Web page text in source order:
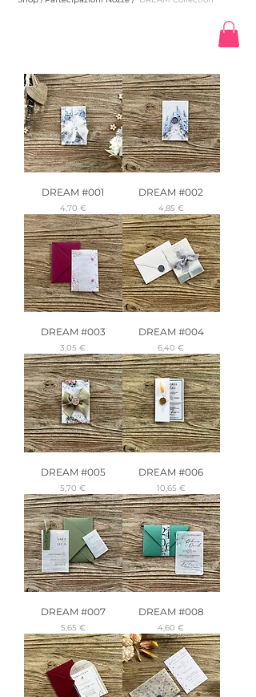
DREAM #001
Precio
4,70 €
DREAM #002
Precio
4,85 €
DREAM #003
Precio
3,05 €
DREAM #004
Precio
6,40 €
DREAM #005
Precio
5,70 €
DREAM #006
Precio
10,65 €
DREAM #007
Precio
5,65 €
DREAM #008
Precio
4,60 €